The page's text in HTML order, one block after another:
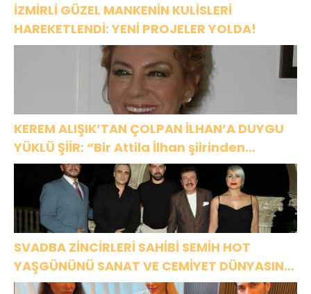
İZMİRLİ GÜZEL MANKENİN KULİSLERİ
HAREKETLENDİ: YENİ PROJELER YOLDA!
KEREM ALIŞIK’TAN ÇOLPAN İLHAN’A DUYGU
YÜKLÜ ŞİİR: “Bir Attila İlhan şiirinden
çıkmıştı sanki”
SVADBA ZİNCİRLERİ SAHİBİ SEMİH HOT
YAŞGÜNÜNÜ SANAT VE CEMİYET DÜNYASININ
ÜNLÜ İSİMLERİYLE KUTLADI!